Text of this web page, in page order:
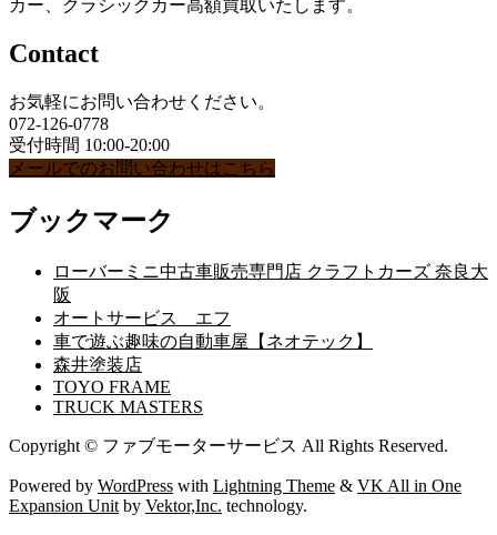
カー、クラシックカー高額買取いたします。
Contact
お気軽にお問い合わせください。
072-126-0778
受付時間 10:00-20:00
メールでのお問い合わせはこちら
ブックマーク
ローバーミニ中古車販売専門店 クラフトカーズ 奈良大
阪
オートサービス エフ
車で遊ぶ趣味の自動車屋【ネオテック】
森井塗装店
TOYO FRAME
TRUCK MASTERS
Copyright © ファブモーターサービス All Rights Reserved.
Powered by WordPress with Lightning Theme & VK All in One
Expansion Unit by Vektor,Inc. technology.